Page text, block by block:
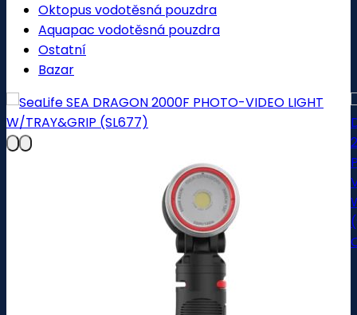
Oktopus vodotěsná pouzdra
Aquapac vodotěsná pouzdra
Ostatní
Bazar